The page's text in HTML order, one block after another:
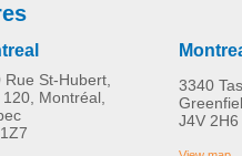
Rue St-Hubert,
Montréal,
3340
J4V 2H6